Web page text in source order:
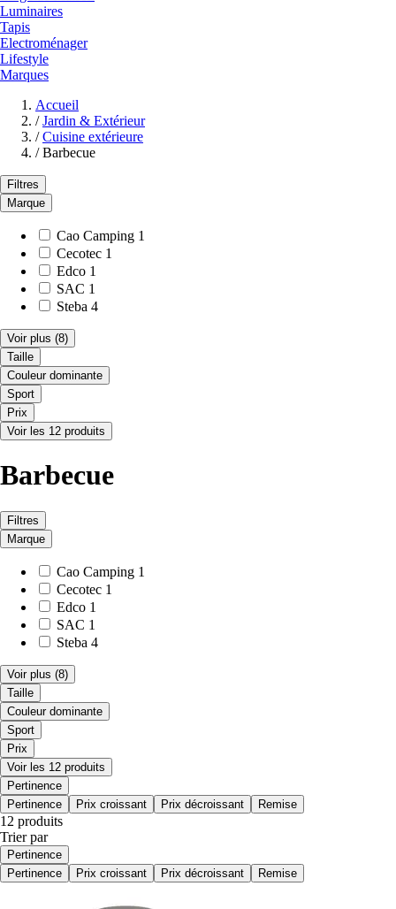
Luminaires
Tapis
Electroménager
Lifestyle
Marques
Accueil
/ Jardin & Extérieur
/ Cuisine extérieure
/ Barbecue
Filtres
Marque
Cao Camping 1
Cecotec 1
Edco 1
SAC 1
Steba 4
Voir plus (8)
Taille
Couleur dominante
Sport
Prix
Voir les 12 produits
Barbecue
Filtres
Marque
Cao Camping 1
Cecotec 1
Edco 1
SAC 1
Steba 4
Voir plus (8)
Taille
Couleur dominante
Sport
Prix
Voir les 12 produits
Pertinence
Pertinence
Prix croissant Prix décroissant Remise
12 produits
Trier par
Pertinence
Pertinence
Prix croissant Prix décroissant Remise